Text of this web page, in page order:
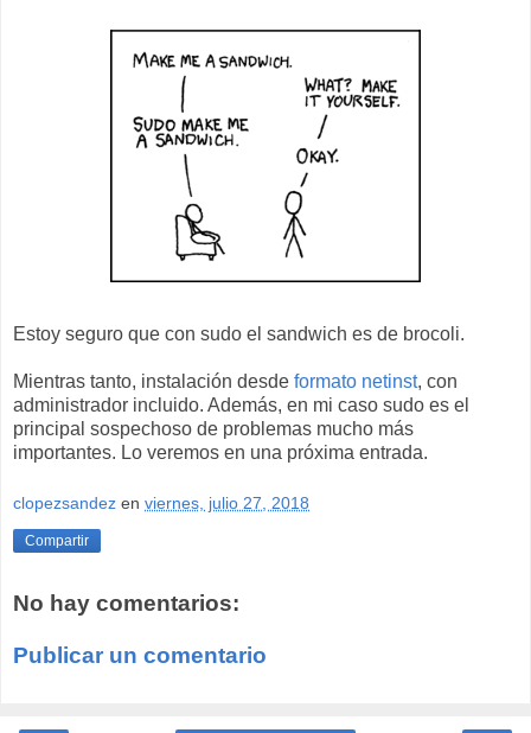
Estoy seguro que con sudo el sandwich es de brocoli.
Mientras tanto, instalación desde formato netinst, con
administrador incluido. Además, en mi caso sudo es el
principal sospechoso de problemas mucho más
importantes. Lo veremos en una próxima entrada.
clopezsandez en viernes, julio 27, 2018
Compartir
No hay comentarios:
Publicar un comentario